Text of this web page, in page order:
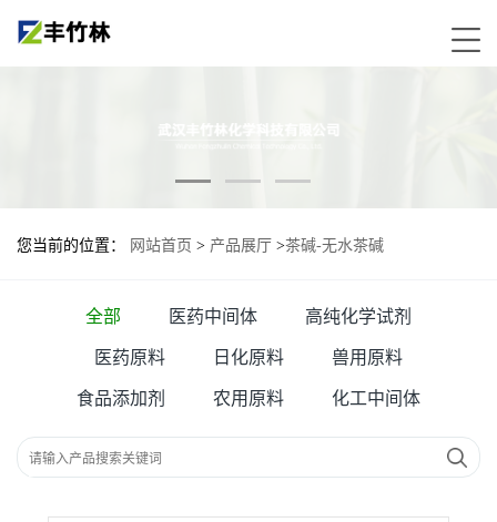
您当前的位置： 网站首页 > 产品展厅 >茶碱-无水茶碱
全部 医药中间体 高纯化学试剂
医药原料 日化原料 兽用原料
食品添加剂 农用原料 化工中间体